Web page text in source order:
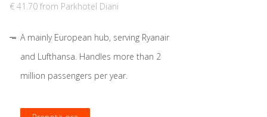
€ 41.70 from Parkhotel Diani
A mainly European hub, serving Ryanair
and Lufthansa. Handles more than 2
million passengers per year.